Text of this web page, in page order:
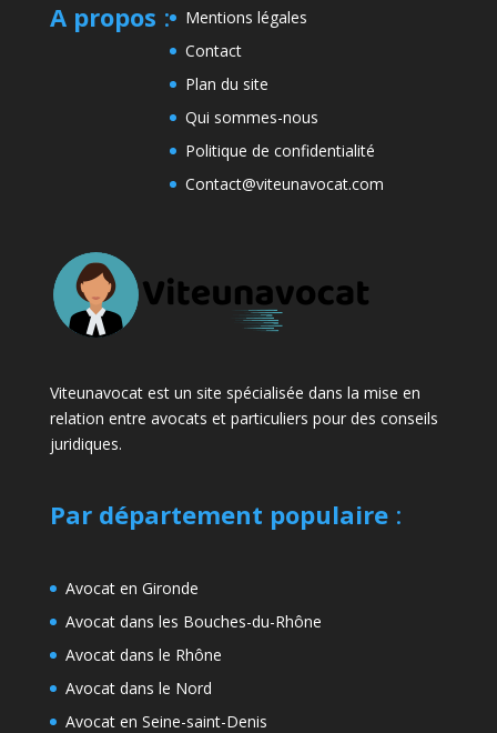
A propos :
Mentions légales
Contact
Plan du site
Qui sommes-nous
Politique de confidentialité
Contact@viteunavocat.com
Viteunavocat est un site spécialisée dans la mise en
relation entre avocats et particuliers pour des conseils
juridiques.
Par département populaire:
Avocat en Gironde
Avocat dans les Bouches-du-Rhône
Avocat dans le Rhône
Avocat dans le Nord
Avocat en Seine-saint-Denis